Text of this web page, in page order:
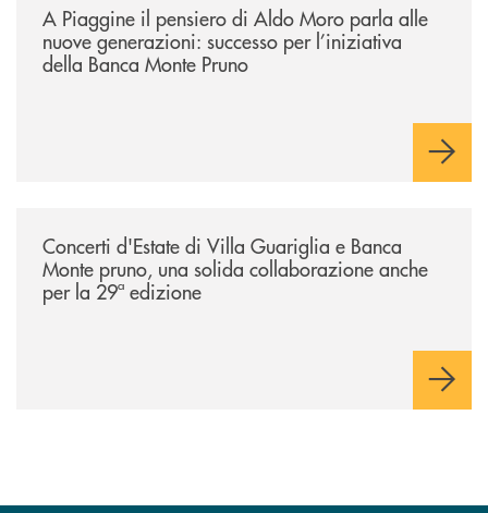
A Piaggine il pensiero di Aldo Moro parla alle
nuove generazioni: successo per l’iniziativa
della Banca Monte Pruno
Concerti d'Estate di Villa Guariglia e Banca
Monte pruno, una solida collaborazione anche
per la 29ª edizione